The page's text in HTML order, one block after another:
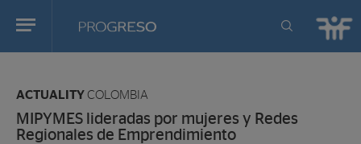
Progreso
Revista
actualidd
are
in:
ACTUALITY COLOMBIA
MIPYMES lideradas por mujeres y Redes
Regionales de Emprendimiento